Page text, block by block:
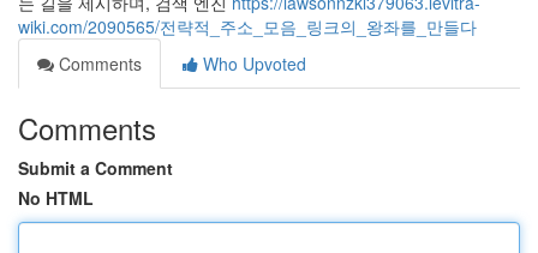
wiki.com/2090565/전략적_주소_모음_링크의_왕좌를_만들다
Comments
Who Upvoted
Comments
Submit a Comment
No HTML